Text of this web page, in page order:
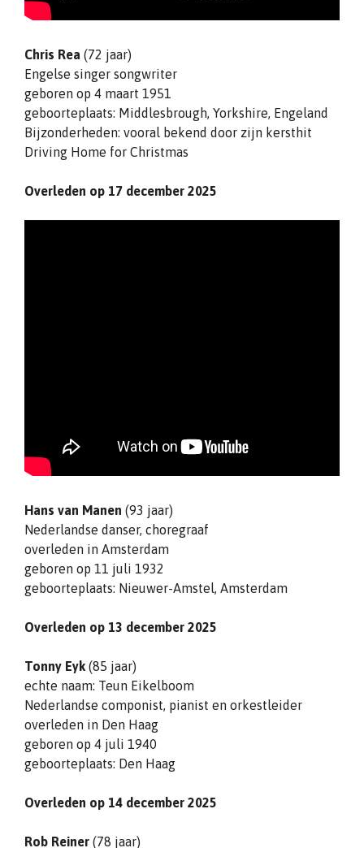
Chris Rea (72 jaar)
Engelse singer songwriter
geboren op 4 maart 1951
geboorteplaats: Middlesbrough, Yorkshire, Engeland
Bijzonderheden: vooral bekend door zijn kersthit
Driving Home for Christmas
Overleden op 17 december 2025
Hans van Manen (93 jaar)
Nederlandse danser, choregraaf
overleden in Amsterdam
geboren op 11 juli 1932
geboorteplaats: Nieuwer-Amstel, Amsterdam
Overleden op 13 december 2025
Tonny Eyk (85 jaar)
echte naam: Teun Eikelboom
Nederlandse componist, pianist en orkestleider
overleden in Den Haag
geboren op 4 juli 1940
geboorteplaats: Den Haag
Overleden op 14 december 2025
Rob Reiner (78 jaar)